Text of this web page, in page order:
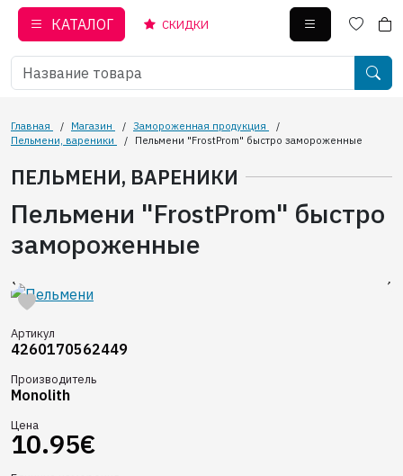
КАТАЛОГ СКИДКИ
Главная / Магазин / Замороженная продукция
/
Пельмени, вареники
/ Пельмени "FrostProm" быстро замороженные
ПЕЛЬМЕНИ, ВАРЕНИКИ
Пельмени "FrostProm" быстро
замороженные
Артикул
4260170562449
Производитель
Monolith
Цена
10.95€